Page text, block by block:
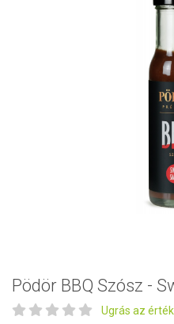
Pödör BBQ Szósz -
Ugrás az